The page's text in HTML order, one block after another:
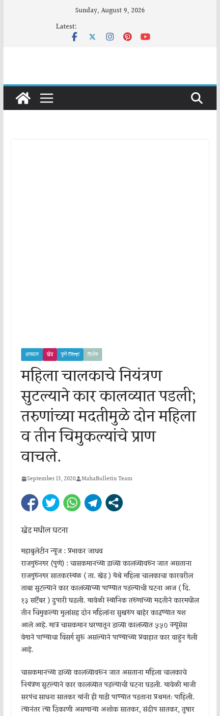
Sunday, August 9, 2026
Latest:
अपघात खेड पुणे जिल्हा विशेष
महिला चालकाचे नियंत्रण
सुटल्याने कार कालव्यात पडली;
तरुणांच्या मदतीमुळे दोन महिला
व तीन चिमुकल्यांचे प्राण
वाचले.
September 13, 2020 MahaBulletin Team
खेड मधील घटना
महाबुलेटीन न्यूज : प्रभाकर जाधव
राजगुरुनगर (पुणे) : चासकमानच्या डाव्या कालव्यावरुन जात असताना
राजगुरुनगर सातकरस्थळ ( ता. खेड ) येथे महिला चालकाचा कारवरील
ताबा सुटल्याने कार कालव्याच्या पाण्यात पडल्याची घटना आज ( दि.
१३ सप्टेंबर ) दुपारी घडली. यावेळी स्थानिक तरुणांच्या मदतीने कारमधील
तीन चिमुकल्या मुलांसह दोन महिलांना सुखरुप बाहेर काढण्यात यश
आले आहे. मात्र चासकमान धरणातून डाव्या कालव्यात ५५० क्यूसेस
वेगाने पाण्याचा विसर्ग सुरू असल्याने पाण्याच्या प्रवाहात कार वाहुन गेली
आहे.
चासकमानच्या डाव्या कालव्यावरून जात असताना महिला चालकाचे
नियंत्रण सुटल्याने कार कालव्यात पडल्याची घटना घडली. यावेळी माजी
सरपंच साधना सातकर यांनी ही गाडी पाण्यात पडताना प्रथमतः पाहिली.
त्यानंतर त्या ठिकाणी असणाऱ्या अशोक सातकर, संदीप सातकर, तुषार